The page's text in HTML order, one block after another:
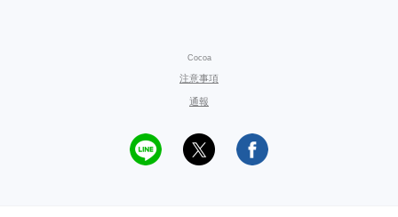
Cocoa
注意事項
通報